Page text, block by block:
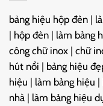
bảng hiệu hộp đèn |
| hộp đèn | làm bảng
công chữ inox | chữ
hút nổi | bảng hiệu
hiệu | làm bảng hiệu |
nhà | làm bảng hiệu